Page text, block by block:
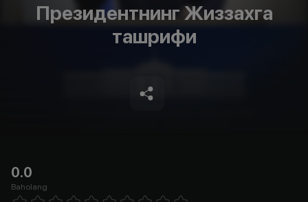
Президентнинг Жиззахга
ташрифи
0.0
Baholang